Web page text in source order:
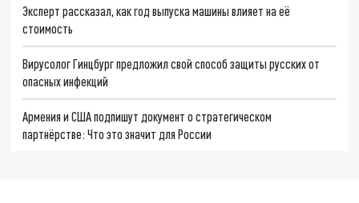
Эксперт рассказал, как год выпуска машины влияет на её
стоимость
Вирусолог Гинцбург предложил свой способ защиты русских от
опасных инфекций
Армения и США подпишут документ о стратегическом
партнёрстве: Что это значит для России